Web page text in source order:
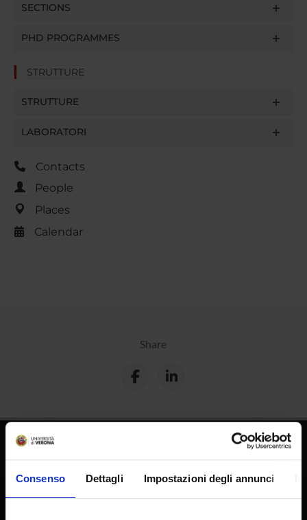
Consenso Dettagli Impostazioni degli annunci
SECTIONS
PHD PROGRAMMES
STRUTTURE
STRUTTURE
LABORATORI
Contacts
People
Places
Calendar
Share
PhD programmes
Professional Master's Programmes